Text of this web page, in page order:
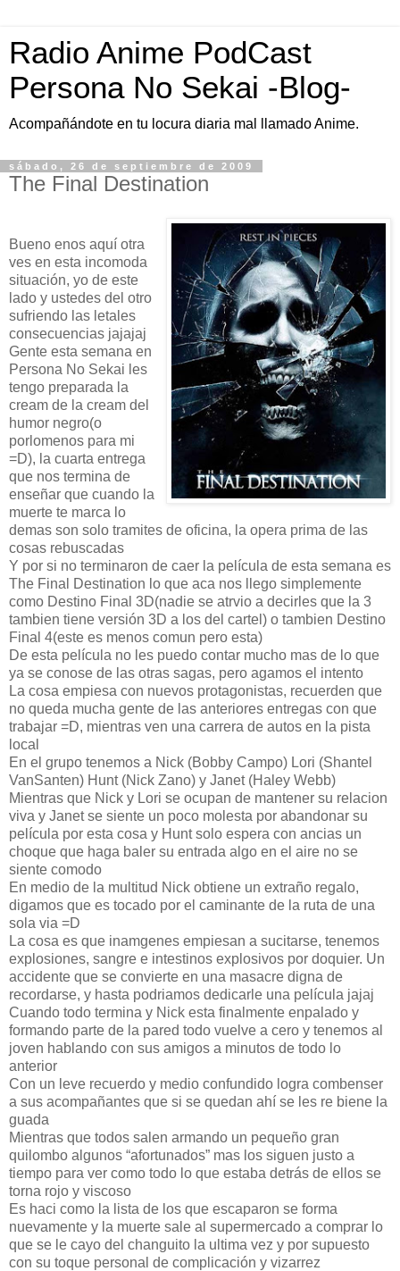
Radio Anime PodCast
Persona No Sekai -Blog-
Acompañándote en tu locura diaria mal llamado Anime.
sábado, 26 de septiembre de 2009
The Final Destination
Bueno enos aquí otra
ves en esta incomoda
situación, yo de este
lado y ustedes del otro
sufriendo las letales
consecuencias jajajaj
Gente esta semana en
Persona No Sekai les
tengo preparada la
cream de la cream del
humor negro(o
porlomenos para mi
=D), la cuarta entrega
que nos termina de
enseñar que cuando la
muerte te marca lo
demas son solo tramites de oficina, la opera prima de las
cosas rebuscadas
Y por si no terminaron de caer la película de esta semana es
The Final Destination lo que aca nos llego simplemente
como Destino Final 3D(nadie se atrvio a decirles que la 3
tambien tiene versión 3D a los del cartel) o tambien Destino
Final 4(este es menos comun pero esta)
De esta película no les puedo contar mucho mas de lo que
ya se conose de las otras sagas, pero agamos el intento
La cosa empiesa con nuevos protagonistas, recuerden que
no queda mucha gente de las anteriores entregas con que
trabajar =D, mientras ven una carrera de autos en la pista
local
En el grupo tenemos a Nick (Bobby Campo) Lori (Shantel
VanSanten) Hunt (Nick Zano) y Janet (Haley Webb)
Mientras que Nick y Lori se ocupan de mantener su relacion
viva y Janet se siente un poco molesta por abandonar su
película por esta cosa y Hunt solo espera con ancias un
choque que haga baler su entrada algo en el aire no se
siente comodo
En medio de la multitud Nick obtiene un extraño regalo,
digamos que es tocado por el caminante de la ruta de una
sola via =D
La cosa es que inamgenes empiesan a sucitarse, tenemos
explosiones, sangre e intestinos explosivos por doquier. Un
accidente que se convierte en una masacre digna de
recordarse, y hasta podriamos dedicarle una película jajaj
Cuando todo termina y Nick esta finalmente enpalado y
formando parte de la pared todo vuelve a cero y tenemos al
joven hablando con sus amigos a minutos de todo lo
anterior
Con un leve recuerdo y medio confundido logra combenser
a sus acompañantes que si se quedan ahí se les re biene la
guada
Mientras que todos salen armando un pequeño gran
quilombo algunos “afortunados” mas los siguen justo a
tiempo para ver como todo lo que estaba detrás de ellos se
torna rojo y viscoso
Es haci como la lista de los que escaparon se forma
nuevamente y la muerte sale al supermercado a comprar lo
que se le cayo del changuito la ultima vez y por supuesto
con su toque personal de complicación y vizarrez